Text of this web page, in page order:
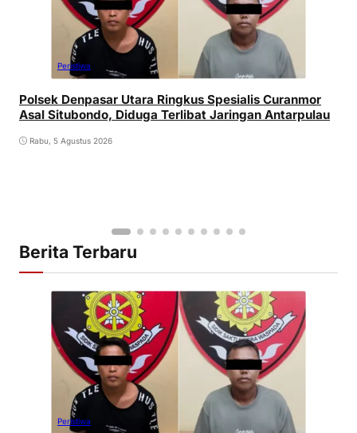
Peristiwa
Polsek Denpasar Utara Ringkus Spesialis Curanmor
Asal Situbondo, Diduga Terlibat Jaringan Antarpulau
Rabu, 5 Agustus 2026
Berita Terbaru
Peristiwa